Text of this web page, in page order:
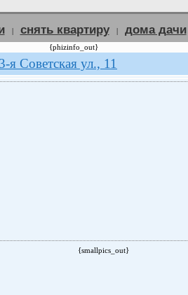
| снять квартиру | дома дачи
{phizinfo_out}
3-я Советская ул., 11
{smallpics_out}